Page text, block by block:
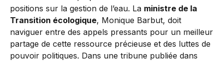
positions sur la gestion de l’eau. La ministre de la
Transition écologique, Monique Barbut, doit
naviguer entre des appels pressants pour un meilleur
partage de cette ressource précieuse et des luttes de
pouvoir politiques. Dans une tribune publiée dans